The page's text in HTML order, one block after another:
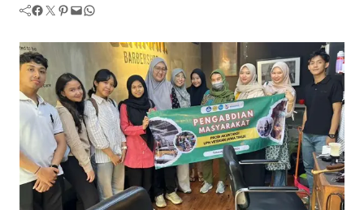
Facebook Twitter Pinterest Mail WhatsApp